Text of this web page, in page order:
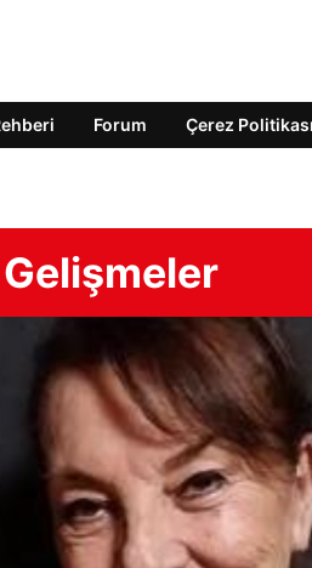
Forum Çerez Politikası